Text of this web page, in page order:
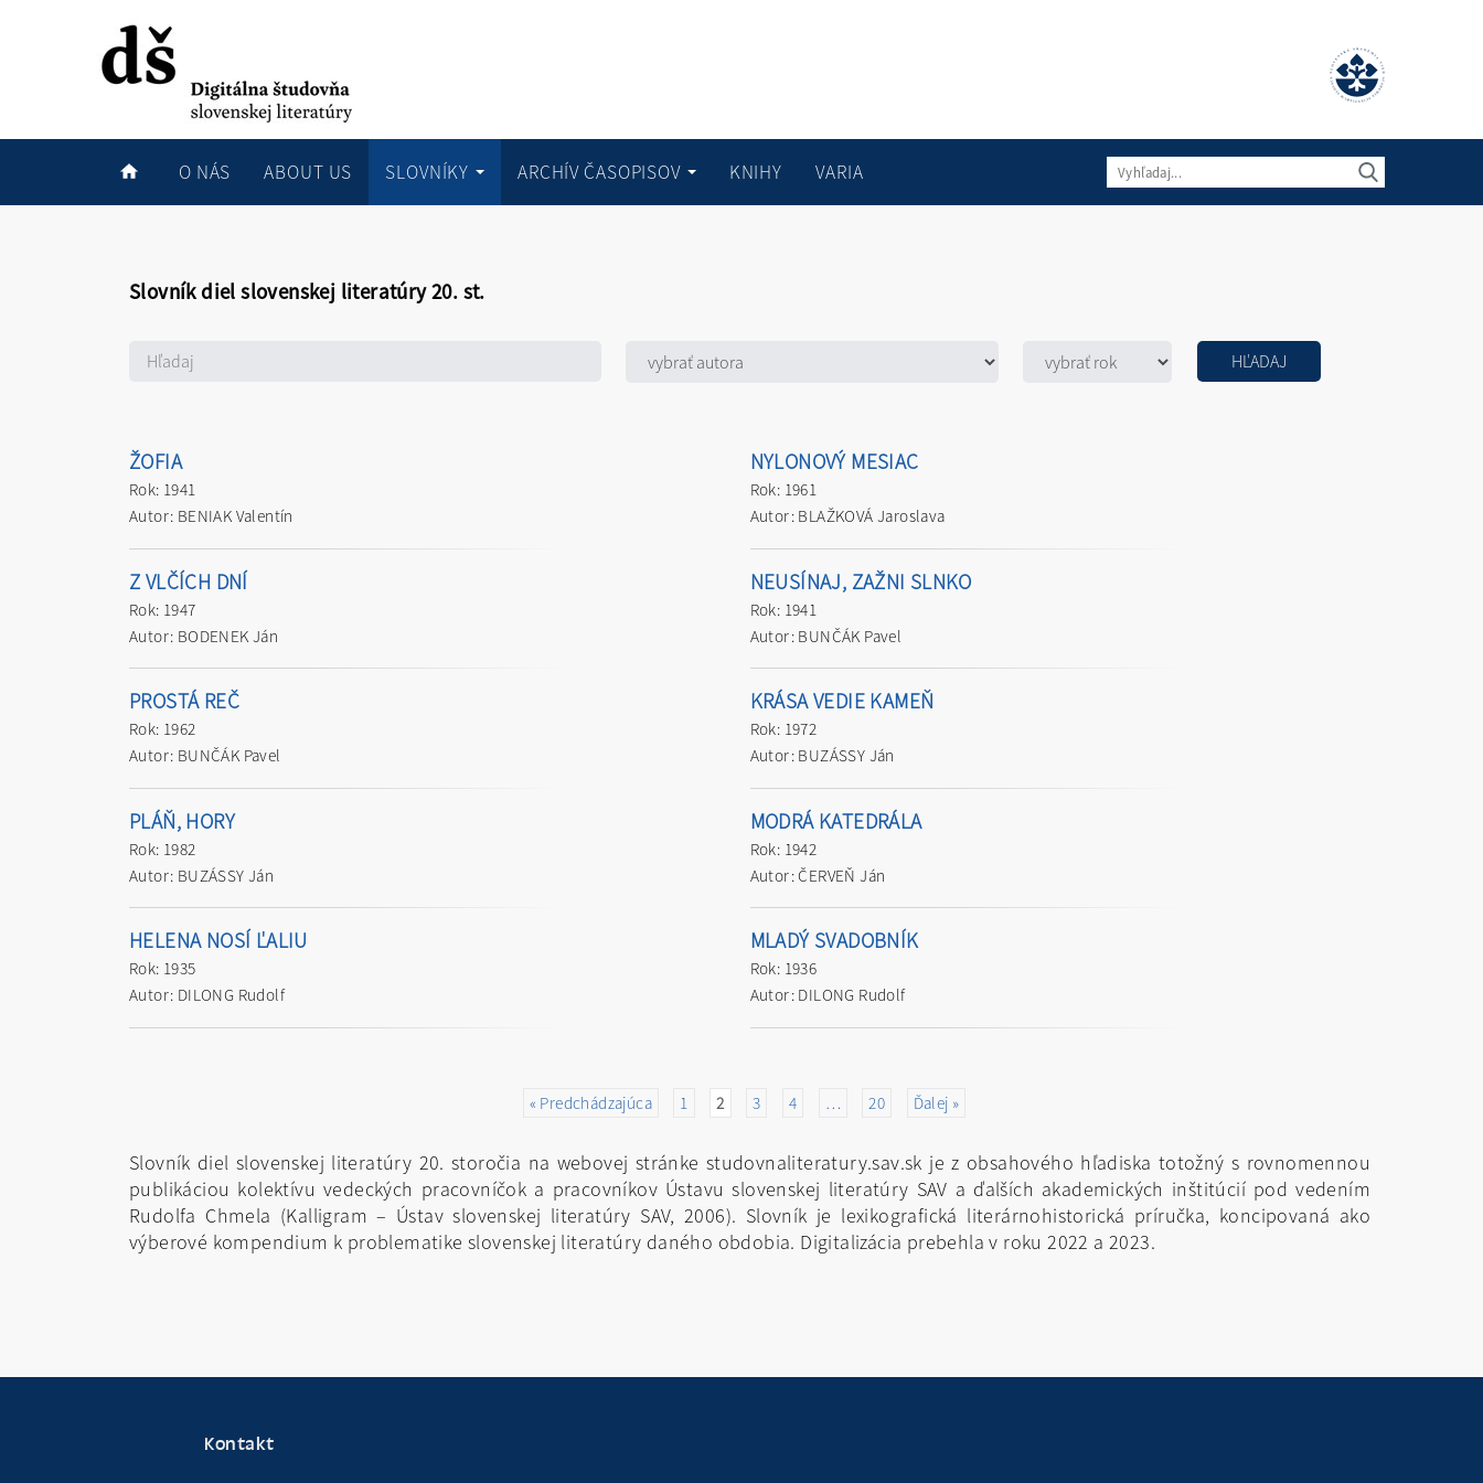
O NÁS ABOUT US SLOVNÍKY ARCHÍV ČASOPISOV KNIHY VARIA
Slovník diel slovenskej literatúry 20. st.
ŽOFIA
Rok: 1941
Autor: BENIAK Valentín
NYLONOVÝ MESIAC
Rok: 1961
Autor: BLAŽKOVÁ Jaroslava
Z VLČÍCH DNÍ
Rok: 1947
Autor: BODENEK Ján
NEUSÍNAJ, ZAŽNI SLNKO
Rok: 1941
Autor: BUNČÁK Pavel
PROSTÁ REČ
Rok: 1962
Autor: BUNČÁK Pavel
KRÁSA VEDIE KAMEŇ
Rok: 1972
Autor: BUZÁSSY Ján
PLÁŇ, HORY
Rok: 1982
Autor: BUZÁSSY Ján
MODRÁ KATEDRÁLA
Rok: 1942
Autor: ČERVEŇ Ján
HELENA NOSÍ ĽALIU
Rok: 1935
Autor: DILONG Rudolf
MLADÝ SVADOBNÍK
Rok: 1936
Autor: DILONG Rudolf
« Predchádzajúca 1 2 3 4 … 20 Ďalej »
Slovník diel slovenskej literatúry 20. storočia na webovej stránke studovnaliteratury.sav.sk je z obsahového hľadiska totožný s rovnomennou
publikáciou kolektívu vedeckých pracovníčok a pracovníkov Ústavu slovenskej literatúry SAV a ďalších akademických inštitúcií pod vedením
Rudolfa Chmela (Kalligram – Ústav slovenskej literatúry SAV, 2006). Slovník je lexikografická literárnohistorická príručka, koncipovaná ako
výberové kompendium k problematike slovenskej literatúry daného obdobia. Digitalizácia prebehla v roku 2022 a 2023.
Kontakt